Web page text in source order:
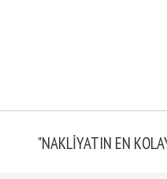
"NAKLIYATIN EN